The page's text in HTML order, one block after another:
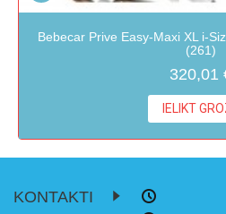
Bebecar Prive Easy-Maxi XL i-
(261)
320,01
IELIKT
KONTAKTI